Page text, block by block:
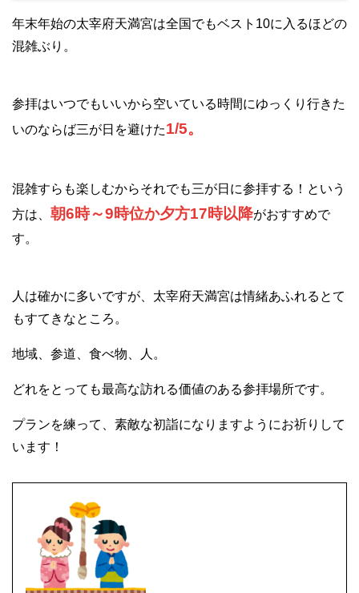
年末年始の太宰府天満宮は全国でもベスト10に入るほどの
混雑ぶり。
参拝はいつでもいいから空いている時間にゆっくり行きた
いのならば三が日を避けた1/5。
混雑すらも楽しむからそれでも三が日に参拝する！という
方は、 朝6時～9時位か夕方17時以降がおすすめで
す。
人は確かに多いですが、太宰府天満宮は情緒あふれるとて
もすてきなところ。
地域、参道、食べ物、人。
どれをとっても最高な訪れる価値のある参拝場所です。
プランを練って、素敵な初詣になりますようにお祈りして
います！